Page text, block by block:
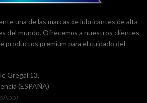
una de las marcas de lubricantes de alta
del mundo. Ofrecemos a nuestros clientes
productos premium para el cuidado del
Gregal 13,
(ESPAÑA)